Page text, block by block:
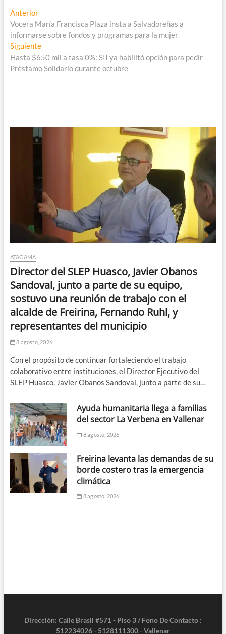
Navegación
de
entradas
AnteriorEntrada
anterior:
Vocera María Francisca Plaza insta a Salvadoreñas a
informarse sobre fondos y programas para la mujer
SiguienteEntrada
siguiente:
Hasta $650 mil a tasa 0%: SII ya habilitó opción para pedir
Préstamo Solidario durante octubre
ATACAMA
Director del SLEP Huasco, Javier Obanos
Sandoval, junto a parte de su equipo,
sostuvo una reunión de trabajo con el
alcalde de Freirina, Fernando Ruhl, y
representantes del municipio
8 agosto, 2026
Con el propósito de continuar fortaleciendo el trabajo
colaborativo entre instituciones, el Director Ejecutivo del
SLEP Huasco, Javier Obanos Sandoval, junto a parte de su…
Ayuda humanitaria llega a familias
del sector La Verbena en Vallenar
8 agosto, 2026
Freirina levanta las demandas de su
borde costero tras la emergencia
climática
8 agosto, 2026
Dirección: Calle Brasil #571 - Piso 3 / Fono De Contacto :
512234026 - 5128111300 - Vallenar